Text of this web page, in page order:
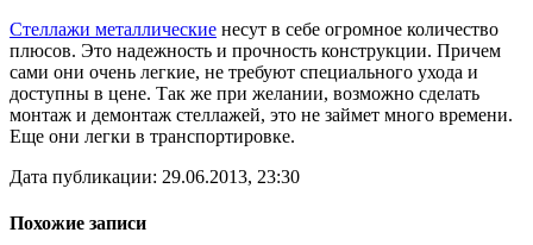
Стеллажи металлические несут в себе огромное количество
плюсов. Это надежность и прочность конструкции. Причем
сами они очень легкие, не требуют специального ухода и
доступны в цене. Так же при желании, возможно сделать
монтаж и демонтаж стеллажей, это не займет много времени.
Еще они легки в транспортировке.
Дата публикации: 29.06.2013, 23:30
Похожие записи